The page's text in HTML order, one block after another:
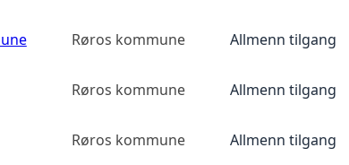
Røros kommune Allmenn tilgang
Røros kommune Allmenn tilgang
Røros kommune Allmenn tilgang